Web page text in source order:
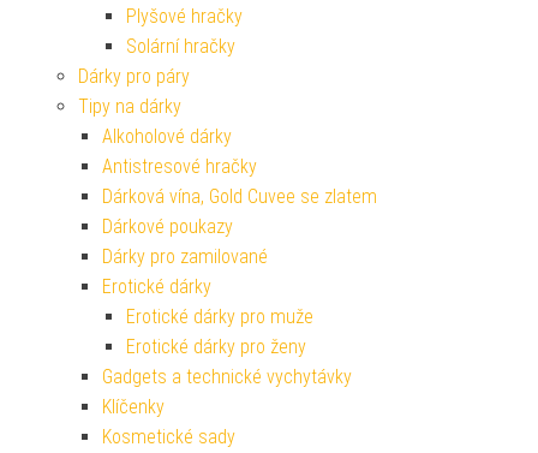
Plyšové hračky
Solární hračky
Dárky pro páry
Tipy na dárky
Alkoholové dárky
Antistresové hračky
Dárková vína, Gold Cuvee se zlatem
Dárkové poukazy
Dárky pro zamilované
Erotické dárky
Erotické dárky pro muže
Erotické dárky pro ženy
Gadgets a technické vychytávky
Klíčenky
Kosmetické sady